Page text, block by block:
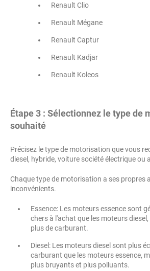
Renault Clio
Renault Mégane
Renault Captur
Renault Kadjar
Renault Koleos
Étape 3 : Sélectionnez le type de
souhaité
Précisez le type de motorisation que vous
diesel, hybride, voiture société électrique ou
Chaque type de motorisation a ses propres
inconvénients.
Essence: Les moteurs essence sont
chers à l'achat que les moteurs
plus de carburant.
Diesel: Les moteurs diesel sont plus
carburant que les moteurs essence,
plus bruyants et plus polluants.